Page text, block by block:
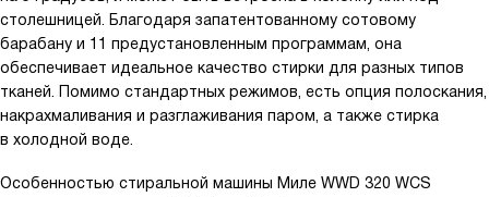
столешницей. Благодаря запатентованному сотовому
барабану и 11 предустановленным программам, она
обеспечивает идеальное качество стирки для разных типов
тканей. Помимо стандартных режимов, есть опция полоскания,
накрахмаливания и разглаживания паром, а также стирка
в холодной воде.
Особенностью стиральной машины Миле WWD 320 WCS